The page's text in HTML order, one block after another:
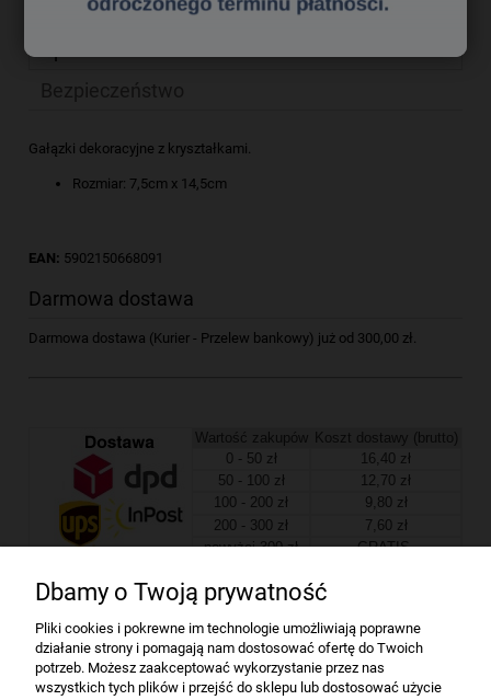
Gałązki dekoracyjne z kryształkami.
Rozmiar: 7,5cm x 14,5cm
EAN: 5902150668091
Darmowa dostawa
Darmowa dostawa (Kurier - Przelew bankowy) już od 300,00 zł.
Wartość zakupów
Koszt dostawy (brutto)
0 - 50 zł
16,40 zł
50 - 100 zł
12,70 zł
100 - 200 zł
9,80 zł
200 - 300 zł
7,60 zł
powyżej 300 zł
GRATIS
Firma
Bindownice wg producentów
Dbamy o Twoją prywatność
Pliki cookies i pokrewne im technologie umożliwiają poprawne
działanie strony i pomagają nam dostosować ofertę do Twoich
potrzeb. Możesz zaakceptować wykorzystanie przez nas
wszystkich tych plików i przejść do sklepu lub dostosować użycie